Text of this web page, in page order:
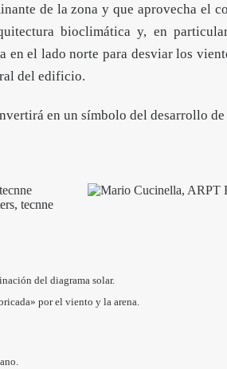
de la zona y que aprovecha el
bioclimática y, en
el lado norte para desviar los
del edificio.
en un símbolo del desarrollo
tecnne
del diagrama solar.
por el viento y la arena.